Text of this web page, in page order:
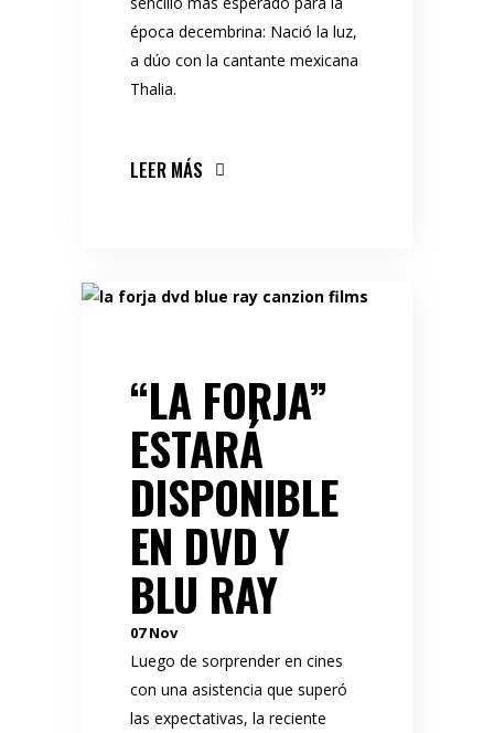
época decembrina: Nació la luz,
a dúo con la cantante mexicana
Thalia.
LEER MÁS
“LA FORJA”
ESTARÁ
DISPONIBLE
EN DVD Y
BLU RAY
07 Nov
Luego de sorprender en cines
con una asistencia que superó
las expectativas, la reciente